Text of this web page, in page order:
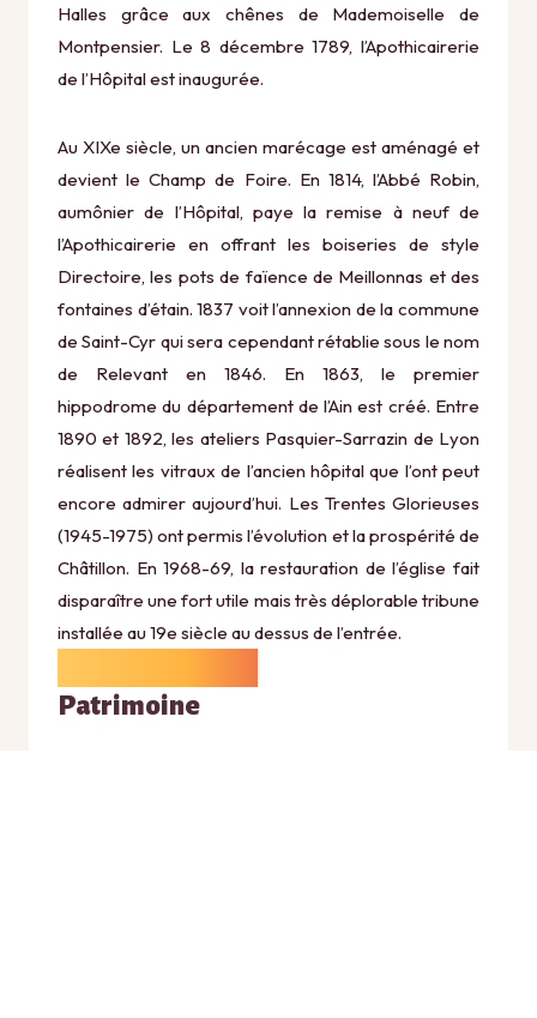
Halles grâce aux chênes de Mademoiselle de
Montpensier. Le 8 décembre 1789, l’Apothicairerie
de l’Hôpital est inaugurée.
Au XIXe siècle, un ancien marécage est aménagé et
devient le Champ de Foire. En 1814, l’Abbé Robin,
aumônier de l’Hôpital, paye la remise à neuf de
l’Apothicairerie en offrant les boiseries de style
Directoire, les pots de faïence de Meillonnas et des
fontaines d’étain. 1837 voit l’annexion de la commune
de Saint-Cyr qui sera cependant rétablie sous le nom
de Relevant en 1846. En 1863, le premier
hippodrome du département de l’Ain est créé. Entre
1890 et 1892, les ateliers Pasquier-Sarrazin de Lyon
réalisent les vitraux de l’ancien hôpital que l’ont peut
encore admirer aujourd’hui. Les Trentes Glorieuses
(1945-1975) ont permis l’évolution et la prospérité de
Châtillon. En 1968-69, la restauration de l’église fait
disparaître une fort utile mais très déplorable tribune
installée au 19e siècle au dessus de l’entrée.
Patrimoine